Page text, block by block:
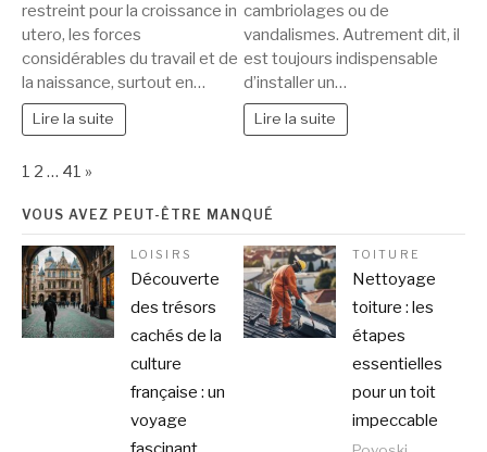
restreint pour la croissance in
utero, les forces
considérables du travail et de
la naissance, surtout en…
Lire la suite
cambriolages ou de
vandalismes. Autrement dit, il
est toujours indispensable
d’installer un…
Lire la suite
Page:
1 2 … 41 Next
»
VOUS AVEZ PEUT-ÊTRE MANQUÉ
LOISIRS
Découverte
des trésors
cachés de la
culture
française : un
voyage
TOITURE
Nettoyage
toiture : les
étapes
essentielles
pour un toit
impeccable